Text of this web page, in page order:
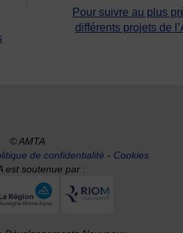
Pour suivre au plus
différents projets de
© AMTA
de confidentialité - Cookies
est soutenue par :